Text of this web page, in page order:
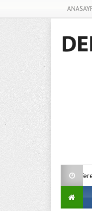
Yerel İşletmeler